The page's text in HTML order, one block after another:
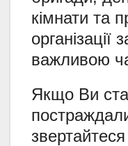
кімнати та
важливою
Якщо Ви